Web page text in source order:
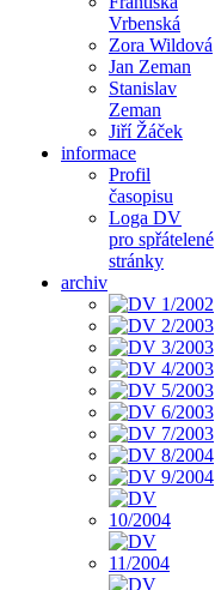
Vrbenská
Zora Wildová
Jan Zeman
Stanislav
Zeman
Jiří Žáček
informace
Profil
časopisu
Loga DV
pro spřátelené
stránky
archiv